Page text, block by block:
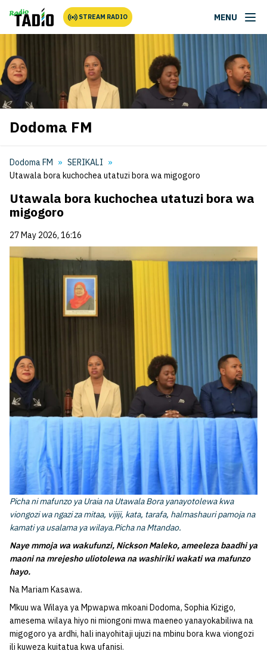
STREAM RADIO MENU
Dodoma FM
Dodoma FM
SERIKALI
Utawala bora kuchochea utatuzi bora wa migogoro
Utawala bora kuchochea utatuzi bora wa
migogoro
27 May 2026, 16:16
Picha ni mafunzo ya Uraia na Utawala Bora yanayotolewa kwa
viongozi wa ngazi za mitaa, vijiji, kata, tarafa, halmashauri pamoja na
kamati ya usalama ya wilaya.Picha na Mtandao.
Naye mmoja wa wakufunzi, Nickson Maleko, ameeleza baadhi ya
maoni na mrejesho uliotolewa na washiriki wakati wa mafunzo
hayo.
Na Mariam Kasawa.
Mkuu wa Wilaya ya Mpwapwa mkoani Dodoma, Sophia Kizigo,
amesema wilaya hiyo ni miongoni mwa maeneo yanayokabiliwa na
migogoro ya ardhi, hali inayohitaji ujuzi na mbinu bora kwa viongozi
ili kuweza kuitatua kwa ufanisi.